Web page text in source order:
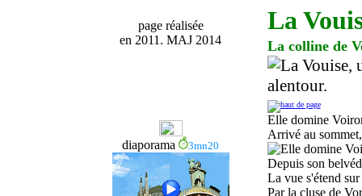
page réalisée
en 2011. MAJ 2014
diaporama 3mn20
La
La colline de
Elle domine
Arrivé au
Depuis son
La vue s'étend
Par la cluse de